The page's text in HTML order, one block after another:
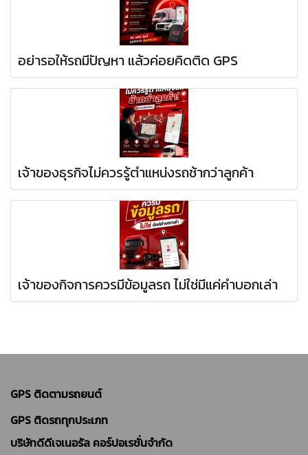
อย่ารอให้รถมีปัญหา แล้วค่อยคิดติด GPS
เจ้าของธุรกิจไม่ควรรู้ตำแหน่งรถช้ากว่าลูกค้า
เจ้าของกิจการควรมีข้อมูลรถ ไม่ใช่มีแค่คำบอกเล่า
GPS ติดตามรถยนต์
GPS ติดรถทุกประเภท
บริษัทดีดีเจเนอรัล คอร์ปอเรชั่นจำกัด